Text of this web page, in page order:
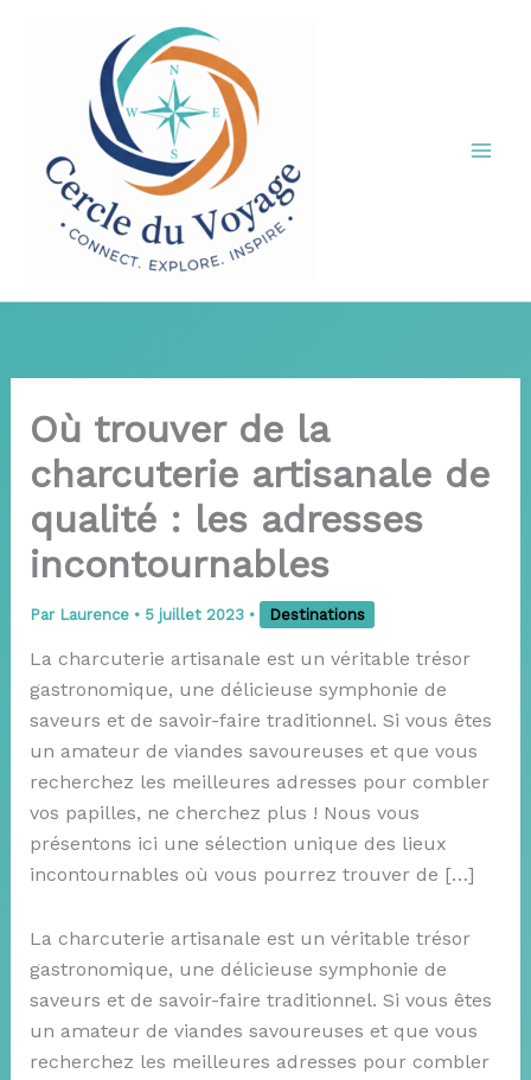
Où trouver de la
charcuterie artisanale de
qualité : les adresses
incontournables
Par Laurence • 5 juillet 2023 • Destinations
La charcuterie artisanale est un véritable trésor
gastronomique, une délicieuse symphonie de
saveurs et de savoir-faire traditionnel. Si vous êtes
un amateur de viandes savoureuses et que vous
recherchez les meilleures adresses pour combler
vos papilles, ne cherchez plus ! Nous vous
présentons ici une sélection unique des lieux
incontournables où vous pourrez trouver de […]
La charcuterie artisanale est un véritable trésor
gastronomique, une délicieuse symphonie de
saveurs et de savoir-faire traditionnel. Si vous êtes
un amateur de viandes savoureuses et que vous
recherchez les meilleures adresses pour combler